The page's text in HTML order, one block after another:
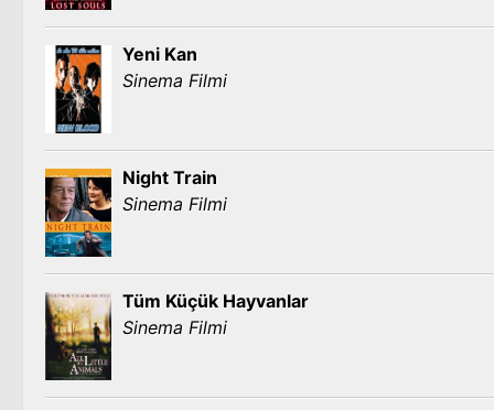
Yeni Kan
Sinema Filmi
Night Train
Sinema Filmi
Tüm Küçük Hayvanlar
Sinema Filmi